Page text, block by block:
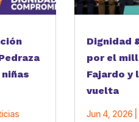
Dignidad
por el
Fajardo y
vuelta
Jun 4, 2026